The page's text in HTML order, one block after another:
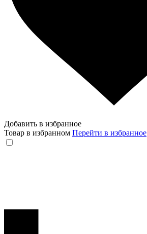
Добавить в избранное
Товар в избранном Перейти в избранное